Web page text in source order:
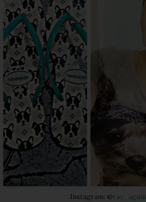
Instagram: @